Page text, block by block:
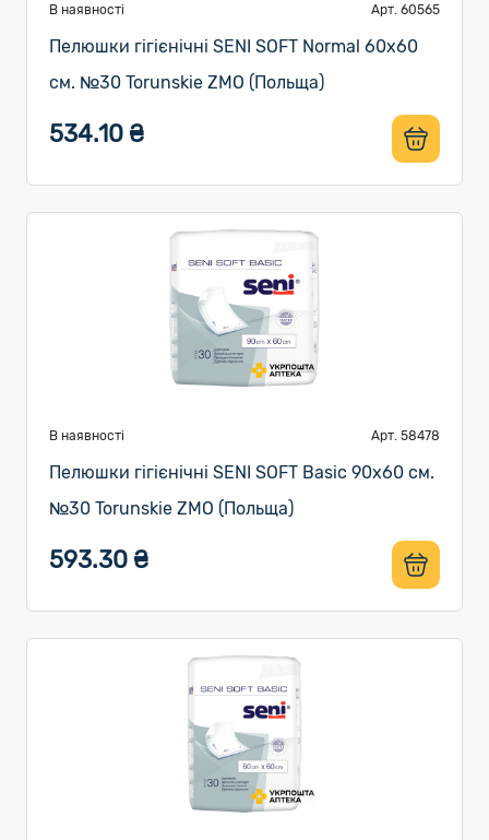
В наявності Арт. 60565
Пелюшки гігієнічні SENI SOFT Normal 60х60
см. №30 Torunskie ZMO (Польща)
534.10 ₴
В наявності Арт. 58478
Пелюшки гігієнічні SENI SOFT Basic 90х60 см.
№30 Torunskie ZMO (Польща)
593.30 ₴